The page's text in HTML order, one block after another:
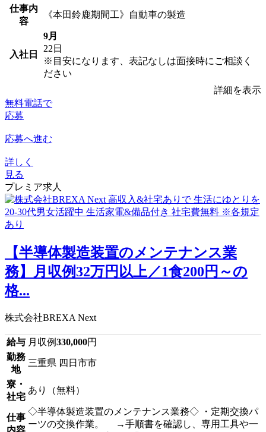
仕事内
容
《本田鈴鹿期間工》自動車の製造
入社日
9月
22日
※目安になります、表記なしは面接時にご相談く
ださい
詳細を表示
無料電話で
応募
応募へ進む
詳しく
見る
プレミア求人
【半導体製造装置のメンテナンス業
務】月収例32万円以上／1食200円～の
格...
株式会社BREXA Next
給与 月収例330,000円
勤務
地
三重県 四日市市
寮・
社宅
あり（無料）
仕事
内容
◇半導体製造装置のメンテナンス業務◇ ・定期交換パ
ーツの交換作業。 →手順書を確認し、専用工具や一